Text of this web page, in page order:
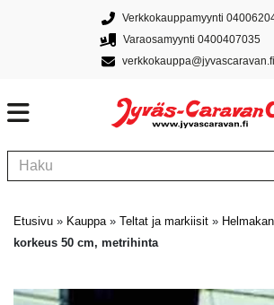
Verkkokauppamyynti
Varaosamyynti 0400407035
verkkokauppa@jyvascaravan.fi
Etusivu » Kauppa» Teltat ja markiisit »
korkeus 50 cm, metrihinta